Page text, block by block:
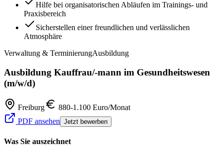
Hilfe bei organisatorischen Abläufen im Trainings- und
Praxisbereich
Sicherstellen einer freundlichen und verlässlichen
Atmosphäre
Verwaltung & TerminierungAusbildung
Ausbildung Kauffrau/-mann im Gesundheitswesen
(m/w/d)
Freiburg
880-1.100 Euro/Monat
PDF ansehen Jetzt bewerben
Was Sie auszeichnet